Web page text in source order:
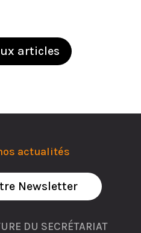
articles
actualités
Newsletter
DU SECRÉTARIAT